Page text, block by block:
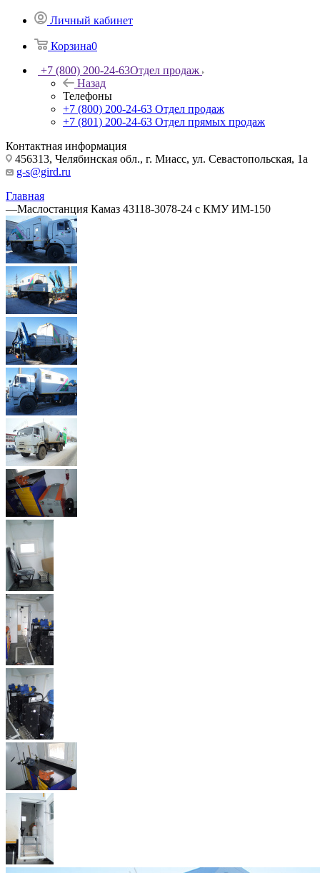
Личный кабинет
Корзина0
+7 (800) 200-24-63Отдел продаж
Назад
Телефоны
+7 (800) 200-24-63 Отдел продаж
+7 (801) 200-24-63 Отдел прямых продаж
Контактная информация
456313, Челябинская обл., г. Миасс, ул. Севастопольская, 1а
g-s@gird.ru
Главная
—Маслостанция Камаз 43118-3078-24 с КМУ ИМ-150